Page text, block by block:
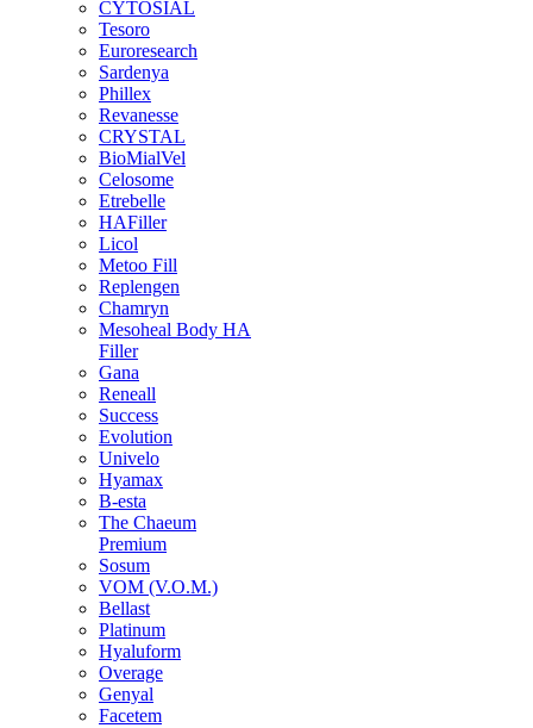
CYTOSIAL
Tesoro
Euroresearch
Sardenya
Phillex
Revanesse
CRYSTAL
BioMialVel
Celosome
Etrebelle
HAFiller
Licol
Metoo Fill
Replengen
Chamryn
Mesoheal Body HA
Filler
Gana
Reneall
Success
Evolution
Univelo
Hyamax
B-esta
The Chaeum
Premium
Sosum
VOM (V.O.M.)
Bellast
Platinum
Hyaluform
Overage
Genyal
Facetem